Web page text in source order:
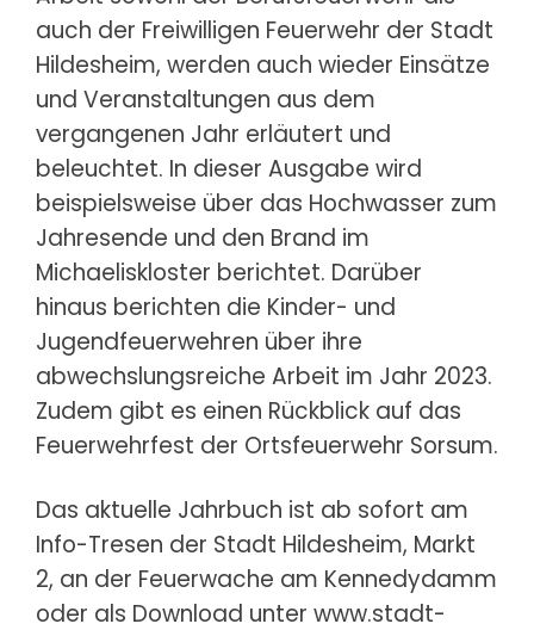
auch der Freiwilligen Feuerwehr der Stadt
Hildesheim, werden auch wieder Einsätze
und Veranstaltungen aus dem
vergangenen Jahr erläutert und
beleuchtet. In dieser Ausgabe wird
beispielsweise über das Hochwasser zum
Jahresende und den Brand im
Michaeliskloster berichtet. Darüber
hinaus berichten die Kinder- und
Jugendfeuerwehren über ihre
abwechslungsreiche Arbeit im Jahr 2023.
Zudem gibt es einen Rückblick auf das
Feuerwehrfest der Ortsfeuerwehr Sorsum.
Das aktuelle Jahrbuch ist ab sofort am
Info-Tresen der Stadt Hildesheim, Markt
2, an der Feuerwache am Kennedydamm
oder als Download unter www.stadt-